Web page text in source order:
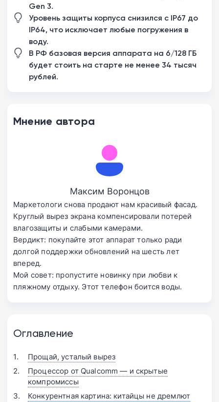
Gen 3.
Уровень защиты корпуса снизился с IP67 до
IP64, что исключает любые погружения в
воду.
В РФ базовая версия аппарата на 6/128 ГБ
будет стоить на старте не менее 34 тысяч
рублей.
Мнение автора
Максим Воронцов
Маркетологи снова продают нам красивый фасад.
Круглый вырез экрана компенсировали потерей
влагозащиты и слабыми камерами.
Вердикт: покупайте этот аппарат только ради
долгой поддержки обновлений на шесть лет
вперед.
Мой совет: пропустите новинку при любви к
пляжному отдыху. Этот телефон боится воды.
Оглавление
Прощай, усталый вырез
Процессор от Qualcomm — и скрытые
компромиссы
Конкурентная картина: китайцы не дремлют